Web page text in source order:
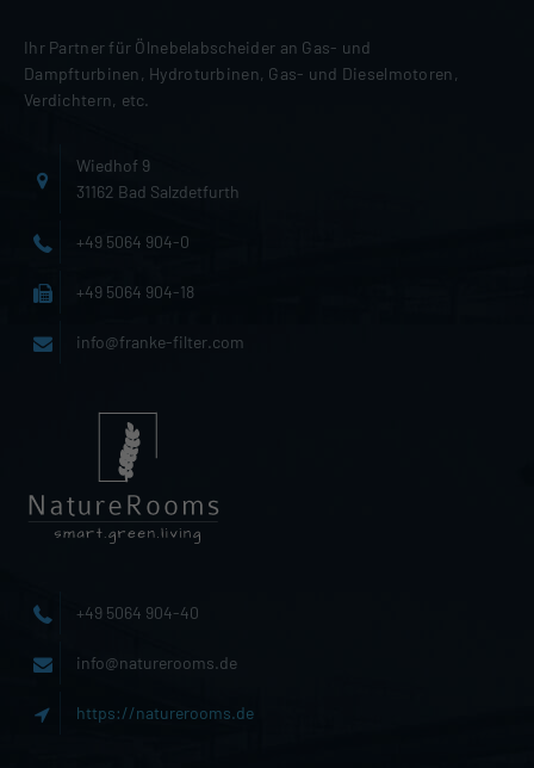
Ihr Partner für Ölnebelabscheider an Gas- und
Dampfturbinen, Hydroturbinen, Gas- und Dieselmotoren,
Verdichtern, etc.
Wiedhof 9
31162 Bad Salzdetfurth
+49 5064 904-0
+49 5064 904-18
info@franke-filter.com
+49 5064 904-40
info@naturerooms.de
https://naturerooms.de